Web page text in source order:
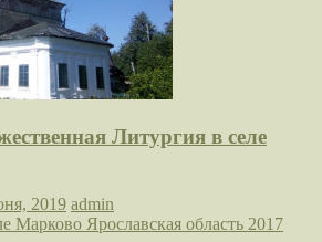
Литургия в селе
2019 admin